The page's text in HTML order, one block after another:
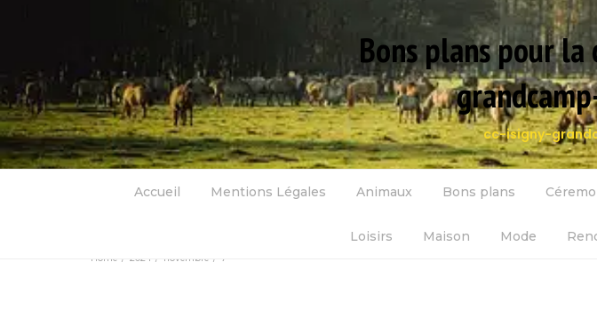
Bons plans pour
cc-isigny-
Accueil Mentions Légales Animaux Bons plans
Loisirs Maison Mode
Home 2024 novembre 7